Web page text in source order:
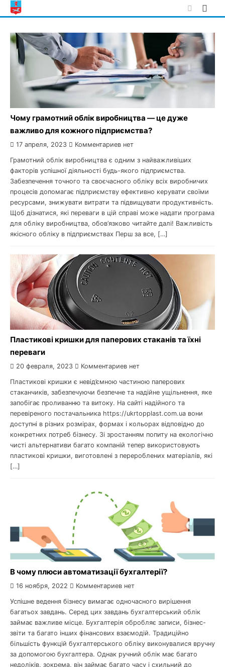
Skip
to
Чому грамотний облік виробництва — це дуже
важливо для кожного підприємства?
17 апреля, 2023 Комментариев нет
Грамотний облік виробництва є одним з найважливіших
факторів успішної діяльності будь-якого підприємства.
Забезпечення точного та своєчасного обліку всіх виробничих
процесів допомагає підприємству ефективно керувати своїми
ресурсами, знижувати витрати та підвищувати продуктивність.
Щоб дізнатися, які переваги в цій справі може надати програма
для обліку виробництва, обов’язково читайте далі! Важливість
якісного обліку в підприємствах Перш за все, […]
Пластикові кришки для паперових стаканів та їхні
переваги
20 февраля, 2023 Комментариев нет
Пластикові кришки є невід’ємною частиною паперових
стаканчиків, забезпечуючи безпечне та надійне ущільнення, яке
запобігає проливанню та витоку. На сайті надійного та
перевіреного постачальника https://ukrtopplast.com.ua вони
доступні в різних розмірах, формах і кольорах відповідно до
конкретних потреб бізнесу. Зі зростанням попиту на екологічно
чисті альтернативи багато компаній тепер використовують
пластикові кришки, виготовлені з перероблених матеріалів, які
[…]
В чому плюси автоматизації бухгалтерії?
16 ноября, 2022 Комментариев нет
Успішне ведення бізнесу вимагає одночасного вирішення
багатьох завдань. Серед цих завдань бухгалтерський облік
займає важливе місце. Бухгалтерія обробляє записи, бізнес-
звіти та багато інших фінансових взаємодій. Традиційно
більшість функцій бухгалтерського обліку виконувалися вручну
за допомогою бухгалтера. Однак ручний облік має багато
недоліків, зокрема, він займає багато часу і схильний до